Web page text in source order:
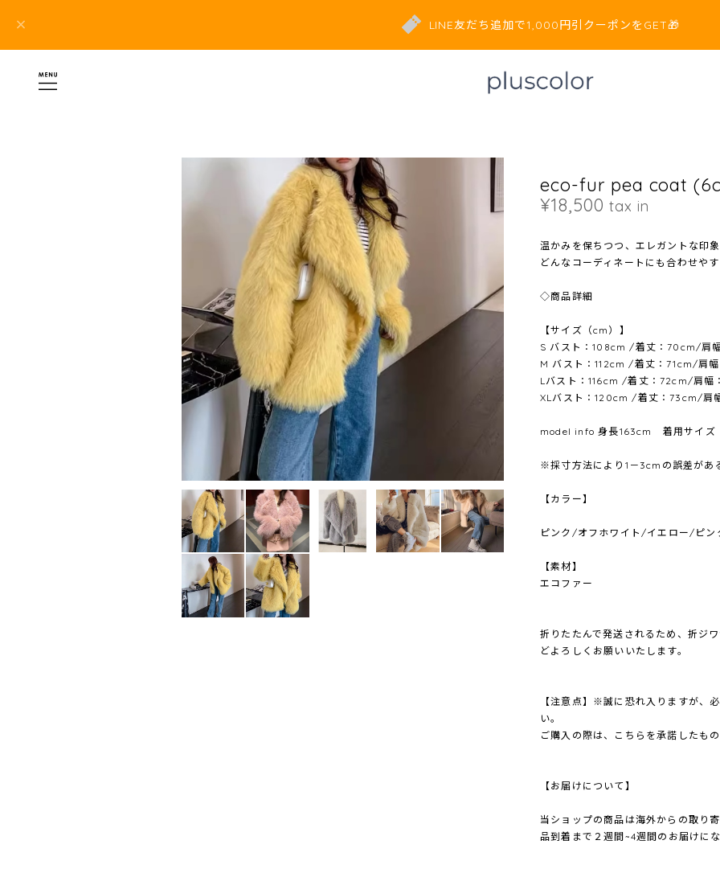
LINE友だち追加で1,000円引クーポンをGET🎁
eco-fur pea coat
¥18,500 tax in
温かみを保ちつつ、エレガントな
どんなコーディネートにも合わせや
◇商品詳細
【サイズ（cm）】
S バスト：108cm /着丈：70cm/肩
M バスト：112cm /着丈：71cm/肩
Lバスト：116cm /着丈：72cm/肩
XLバスト：120cm /着丈：73cm/肩
model info 身長163cm 着用サイ
※採寸方法により1－3cmの誤差があ
【カラー】
ピンク/オフホワイト/イエロー/ピ
【素材】
エコファー
折りたたんで発送されるため、折ジ
どよろしくお願いいたします。
【注意点】※誠に恐れ入りますが、
い。
ご購入の際は、こちらを承諾したも
【お届けについて】
当ショップの商品は海外からの取り
品到着まで２週間~4週間のお届けに